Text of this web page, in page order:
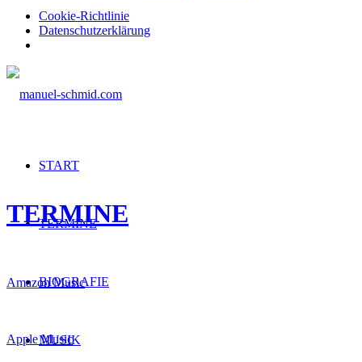
Cookie-Richtlinie
Datenschutzerklärung
START
TERMINE
BIOGRAFIE
MUSIK
TERMINE
Amazon Music
Apple Music